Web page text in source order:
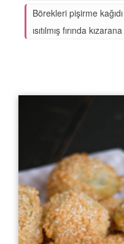
Börekleri pişirme
ısıtılmış fırında